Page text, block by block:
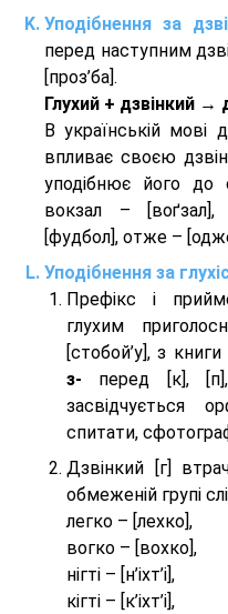
Уподібнення за
перед наступним
[проз’ба].
Глухий + дзвінкий →
В українській мові
впливає своєю
уподібнює його до
вокзал – [воґзал],
[фудбол], отже –
Уподібнення за
Префікс і
глухим
[стобой’у], з
з- перед [к],
засвідчується
спитати,
Дзвінкий [г]
обмеженій групі
легко – [лехко],
вогко – [вохко],
нігті – [н’іхт’і],
кігті – [к’іхт’і],